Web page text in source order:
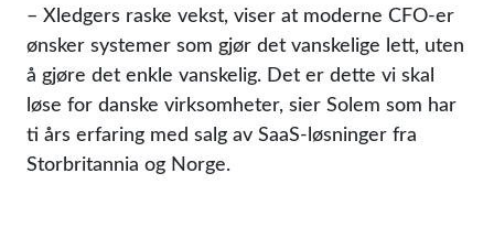
– Xledgers raske vekst, viser at moderne CFO-er
ønsker systemer som gjør det vanskelige lett, uten
å gjøre det enkle vanskelig. Det er dette vi skal
løse for danske virksomheter, sier Solem som har
ti års erfaring med salg av SaaS-løsninger fra
Storbritannia og Norge.